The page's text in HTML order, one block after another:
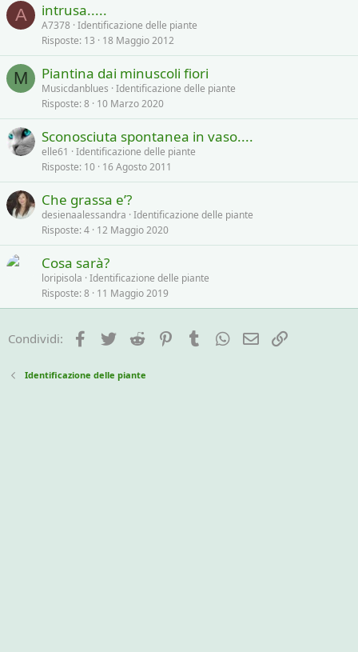
A intrusa.....
A7378 Identificazione delle piante
Risposte 13 18 Maggio 2012
M Piantina dai minuscoli fiori
Musicdanblues Identificazione delle piante
Risposte 8 10 Marzo 2020
Sconosciuta spontanea in vaso....
elle61
Identificazione delle piante
Risposte 10 16 Agosto 2011
Che grassa e’?
desienaalessandra Identificazione delle piante
Risposte 4 12 Maggio 2020
Cosa sarà?
loripisola Identificazione delle piante
Risposte 8 11 Maggio 2019
Condividi: Facebook
Twitter Reddit PinterestTumblrWhatsApp
e-mail
Identificazione delle piante